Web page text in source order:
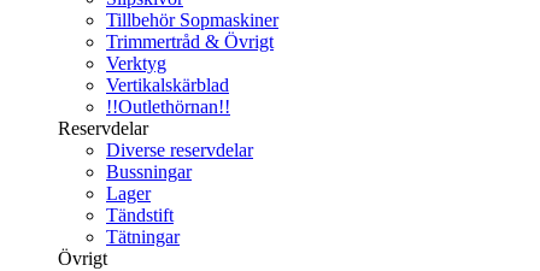
Tillbehör Sopmaskiner
Trimmertråd & Övrigt
Verktyg
Vertikalskärblad
!!Outlethörnan!!
Reservdelar
Diverse reservdelar
Bussningar
Lager
Tändstift
Tätningar
Övrigt